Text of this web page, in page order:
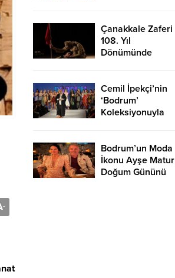
-
ÜRETİYORUZ”
Çanakkale Zaferi
108. Yıl
Dönümünde
Kutlandı
Cemil İpekçi’nin
‘Bodrum’
Koleksiyonuyla
Bodrum’un Moda
İkonu Ayşe Matur
Doğum Gününü